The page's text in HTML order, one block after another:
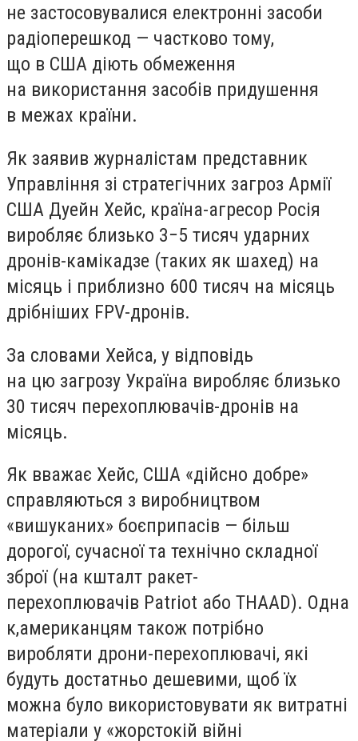
не застосовувалися електронні засоби
радіоперешкод — частково тому,
що в США діють обмеження
на використання засобів придушення
в межах країни.
Як заявив журналістам представник
Управління зі стратегічних загроз Армії
США Дуейн Хейс, країна-агресор Росія
виробляє близько 3−5 тисяч ударних
дронів-камікадзе (таких як шахед) на
місяць і приблизно 600 тисяч на місяць
дрібніших FPV-дронів.
За словами Хейса, у відповідь
на цю загрозу Україна виробляє близько
30 тисяч перехоплювачів-дронів на
місяць.
Як вважає Хейс, США «дійсно добре»
справляються з виробництвом
«вишуканих» боєприпасів — більш
дорогої, сучасної та технічно складної
зброї (на кшталт ракет-
перехоплювачів Patriot або THAAD). Одна
к,американцям також потрібно
виробляти дрони-перехоплювачі, які
будуть достатньо дешевими, щоб їх
можна було використовувати як витратні
матеріали у «жорстокій війні